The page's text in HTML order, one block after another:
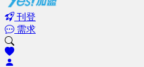
刊登
需求